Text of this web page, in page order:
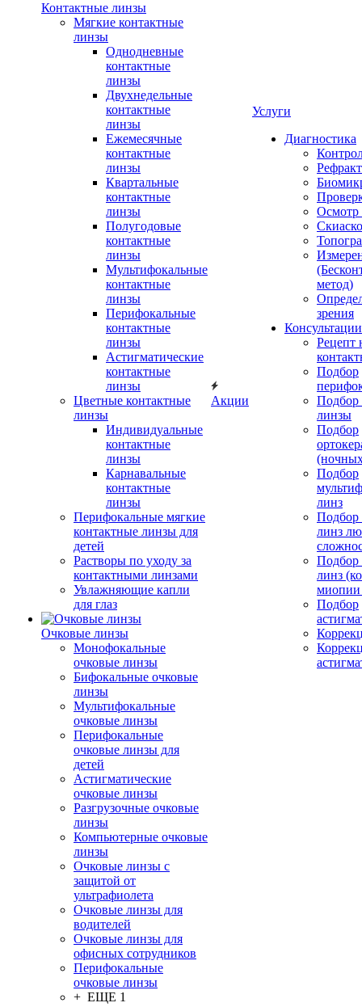
Контактные линзы
Мягкие контактные
линзы
Однодневные
контактные
линзы
Двухнедельные
контактные
линзы
Ежемесячные
контактные
линзы
Квартальные
контактные
линзы
Полугодовые
контактные
линзы
Мультифокальные
контактные
линзы
Перифокальные
контактные
линзы
Астигматические
контактные
линзы
Цветные контактные
линзы
Индивидуальные
контактные
линзы
Карнавальные
контактные
линзы
Перифокальные мягкие
контактные линзы для
детей
Растворы по уходу за
контактными линзами
Увлажняющие капли
для глаз
Очковые линзы
Монофокальные
очковые линзы
Бифокальные очковые
линзы
Мультифокальные
очковые линзы
Перифокальные
очковые линзы для
детей
Астигматические
очковые линзы
Разгрузочные очковые
линзы
Компьютерные очковые
линзы
Очковые линзы с
защитой от
ультрафиолета
Очковые линзы для
водителей
Очковые линзы для
офисных сотрудников
Перифокальные
очковые линзы
+ ЕЩЕ 1
Акции
Услуги
Диагностика
Осмотр
метод)
зрения
Рецепт
Подбор
Подбор
линзы
Подбор
Подбор
линз
Подбор
линз
Подбор
линз
миопии
Подбор